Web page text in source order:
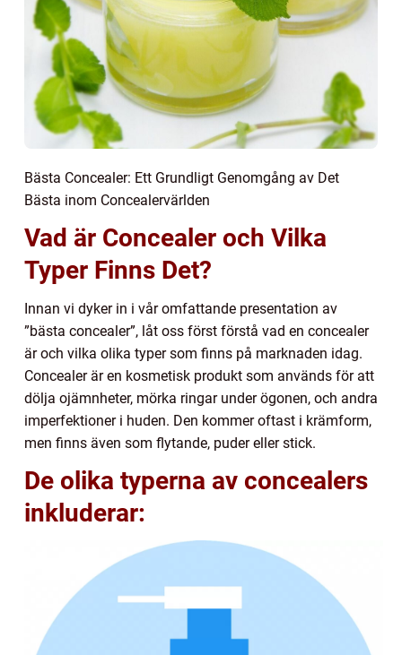
Bästa Concealer: Ett Grundligt Genomgång av Det
Bästa inom Concealervärlden
Vad är Concealer och Vilka
Typer Finns Det?
Innan vi dyker in i vår omfattande presentation av
”bästa concealer”, låt oss först förstå vad en concealer
är och vilka olika typer som finns på marknaden idag.
Concealer är en kosmetisk produkt som används för att
dölja ojämnheter, mörka ringar under ögonen, och andra
imperfektioner i huden. Den kommer oftast i krämform,
men finns även som flytande, puder eller stick.
De olika typerna av concealers
inkluderar: